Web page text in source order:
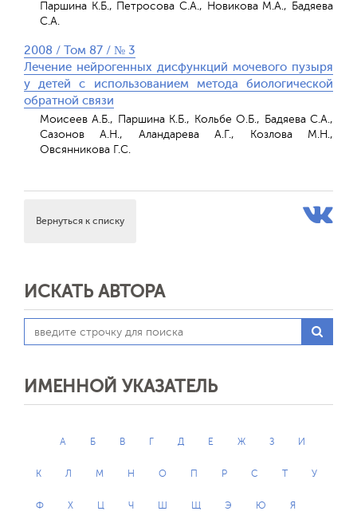
Паршина К.Б., Петросова С.А., Новикова М.А., Бадяева
С.А.
2008 / Том 87 / № 3
Лечение нейрогенных дисфункций мочевого пузыря
у детей с использованием метода биологической
обратной связи
Моисеев А.Б., Паршина К.Б., Кольбе О.Б., Бадяева С.А.,
Сазонов А.Н., Аландарева А.Г., Козлова М.Н.,
Овсянникова Г.С.
Вернуться к списку
ИСКАТЬ АВТОРА
ИМЕННОЙ УКАЗАТЕЛЬ
А Б В Г Д Е Ж З И
К Л М Н О П Р С Т У
Ф Х Ц Ч Ш Щ Э Ю Я